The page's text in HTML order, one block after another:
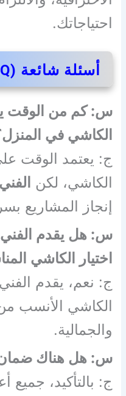
احتياجاتك.
أسئلة شائعة (FAQ)
س: كم من الوقت
الكاشي في
ج: يعتمد الوقت
الكاشي، لكن
إنجاز المشاريع
س: هل يقدم الفني
اختيار الكاشي
ج: نعم، يقدم
الكاشي الأنسب
والجمالية.
س: هل هناك ضمان
ج: بالتأكيد، جميع